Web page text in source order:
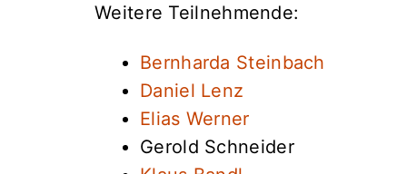
Weitere Teilnehmende:
Bernharda Steinbach
Daniel Lenz
Elias Werner
Gerold Schneider